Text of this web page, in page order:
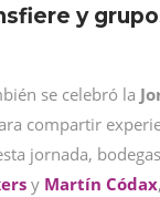
y
se celebró la
compartir
jornada,
y Martín Códax